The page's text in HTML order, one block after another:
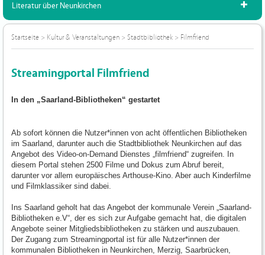
Literatur über Neunkirchen
Startseite > Kultur & Veranstaltungen > Stadtbibliothek > Filmfriend
Streamingportal Filmfriend
In den „Saarland-Bibliotheken“ gestartet
Ab sofort können die Nutzer*innen von acht öffentlichen Bibliotheken
im Saarland, darunter auch die Stadtbibliothek Neunkirchen auf das
Angebot des Video-on-Demand Dienstes „filmfriend“ zugreifen. In
diesem Portal stehen 2500 Filme und Dokus zum Abruf bereit,
darunter vor allem europäisches Arthouse-Kino. Aber auch Kinderfilme
und Filmklassiker sind dabei.
Ins Saarland geholt hat das Angebot der kommunale Verein „Saarland-
Bibliotheken e.V“, der es sich zur Aufgabe gemacht hat, die digitalen
Angebote seiner Mitgliedsbibliotheken zu stärken und auszubauen.
Der Zugang zum Streamingportal ist für alle Nutzer*innen der
kommunalen Bibliotheken in Neunkirchen, Merzig, Saarbrücken,